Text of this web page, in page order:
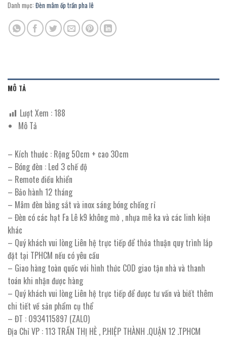
Danh mục: Đèn mâm ốp trần pha lê
MÔ TẢ
Lượt Xem :188
Mô Tả
– Kích thước : Rộng 50cm + cao 30cm
– Bóng đèn : Led 3 chế độ
– Remote điều khiển
– Bảo hành 12 tháng
– Mâm đèn bằng sắt và inox sáng bóng chống rỉ
– Đèn có các hạt Fa Lê k9 không mờ , nhựa mê ka và các linh kiện
khác
– Quý khách vui lòng Liên hệ trực tiếp để thỏa thuận quy trình lắp
đặt tại TPHCM nếu có yêu cầu
– Giao hàng toàn quốc với hình thức COD giao tận nhà và thanh
toán khi nhận được hàng
– Quý khách vui lòng Liên hệ trực tiếp để được tư vấn và biết thêm
chi tiết về sản phẩm cụ thể
– ĐT : 0934115897 (ZALO)
Địa Chỉ VP : 113 TRẦN THỊ HÈ , P.HIỆP THÀNH .QUẬN 12 .TPHCM